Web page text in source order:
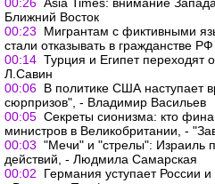
Ближний Восток
00:23
Мигрантам с фиктивными
стали отказывать в гражданстве РФ
00:14 Турция и Египет переходят
Л.Савин
00:06 В политике США наступает
сюрпризов", - Владимир Васильев
00:05 Секреты сионизма: кто
министров в Великобритании, -
00:03 "Мечи" и "стрелы": Израиль
действий, - Людмила Самарская
00:02
Германия уступает России